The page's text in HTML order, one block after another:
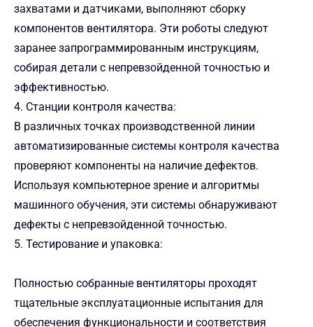
захватами и датчиками, выполняют сборку
компонентов вентилятора. Эти роботы следуют
заранее запрограммированным инструкциям,
собирая детали с непревзойденной точностью и
эффективностью.
4. Станции контроля качества:
В различных точках производственной линии
автоматизированные системы контроля качества
проверяют компоненты на наличие дефектов.
Используя компьютерное зрение и алгоритмы
машинного обучения, эти системы обнаруживают
дефекты с непревзойденной точностью.
5. Тестирование и упаковка:
Полностью собранные вентиляторы проходят
тщательные эксплуатационные испытания для
обеспечения функциональности и соответствия